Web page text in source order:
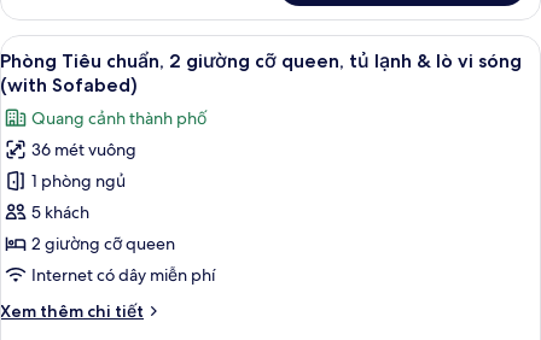
vi
sóng
Phòng
Suite,
nhiều
giường,
tủ
lạnh
&
lò
vi
sóng
Xem
tất
cả
ảnh
Phòng
Tiêu
chuẩn,
2
giường
queen,
Phòng Tiêu chuẩn, 2 giường cỡ
6
Phòng Tiêu chuẩn, 2 giường cỡ queen, tủ lạnh & lò vi sóng
(with Sofabed)
Quang cảnh thành phố
36 mét vuông
1 phòng ngủ
5 khách
2 giường cỡ queen
Internet có dây miễn phí
Xem thêm chi tiết
Chi